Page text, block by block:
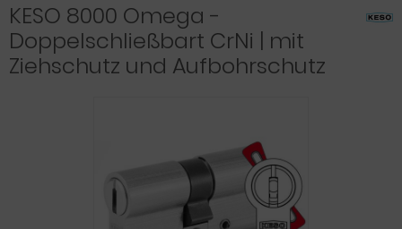
KESO 8000 Omega -
Doppelschließbart CrNi | mit
Ziehschutz und Aufbohrschutz